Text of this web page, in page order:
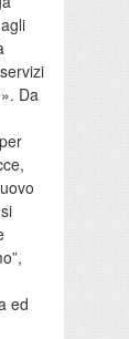
Da
ed